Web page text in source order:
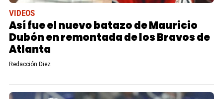
VIDEOS
Así fue el nuevo batazo de Mauricio
Dubón en remontada de los Bravos de
Atlanta
Redacción Diez